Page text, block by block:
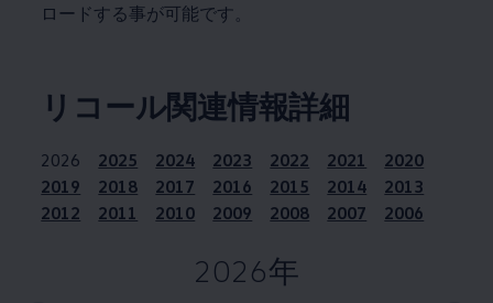
ロードする事が可能です。
リコール関連情報詳細
2026 2025 2024 2023 2022 2021
2020
2019
2018 2017 2016 2015 2014
2013
2012
2011 2010 2009 2008 2007 2006
2026年